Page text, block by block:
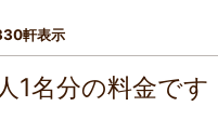
軒表示
1名分の料金で